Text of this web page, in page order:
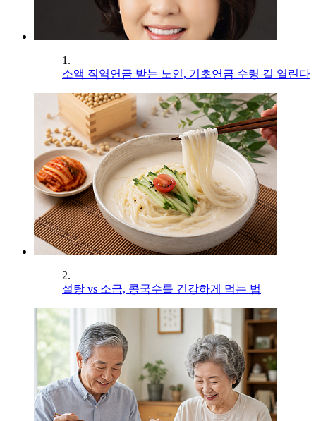
1.
소액 직역연금 받는 노인, 기초연금 수령 길 열린다
2.
설탕 vs 소금, 콩국수를 건강하게 먹는 법